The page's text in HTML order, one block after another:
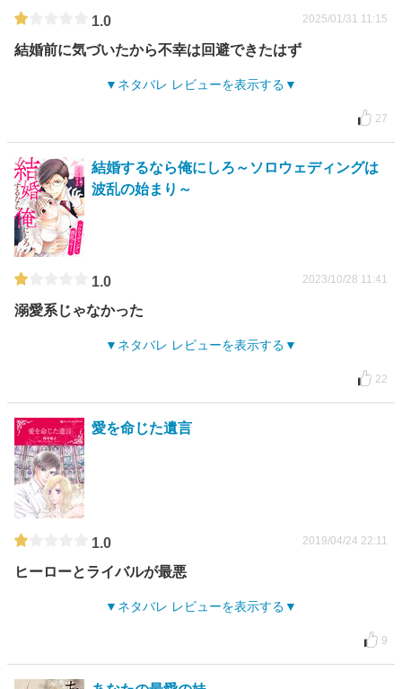
1.0 2025/01/31 11:15
結婚前に気づいたから不幸は回避できたはず
ネタバレ レビューを表示する
27
結婚するなら俺にしろ～ソロウェディングは
波乱の始まり～
1.0 2023/10/28 11:41
溺愛系じゃなかった
ネタバレ レビューを表示する
22
愛を命じた遺言
1.0 2019/04/24 22:11
ヒーローとライバルが最悪
ネタバレ レビューを表示する
9